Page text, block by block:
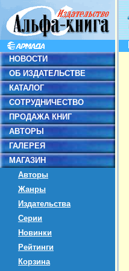
НОВОСТИ
ОБ ИЗДАТЕЛЬСТВЕ
КАТАЛОГ
СОТРУДНИЧЕСТВО
ПРОДАЖА КНИГ
АВТОРЫ
ГАЛЕРЕЯ
МАГАЗИН
Авторы
Жанры
Издательства
Серии
Новинки
Рейтинги
Корзина